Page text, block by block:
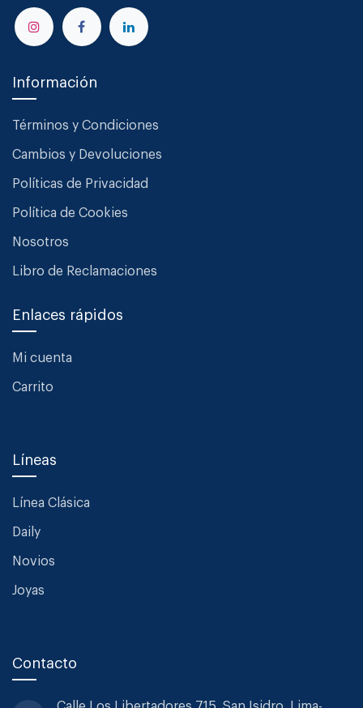
Información
Términos y Condiciones
Cambios y Devoluciones
Políticas de Privacidad
Política de Cookies
Nosotros
Libro de Reclamaciones
Enlaces rápidos
Mi cuenta
Carrito
Líneas
Línea Clásica
Daily
Novios
Joyas
Contacto